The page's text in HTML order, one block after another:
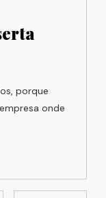
porque
onde